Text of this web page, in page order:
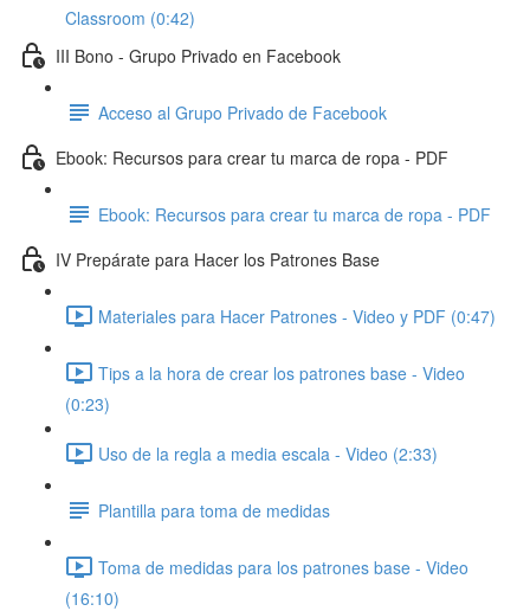
Classroom (0:42)
III Bono - Grupo Privado en Facebook
Acceso al Grupo Privado de Facebook
Ebook: Recursos para crear tu marca de ropa - PDF
Ebook: Recursos para crear tu marca de ropa - PDF
IV Prepárate para Hacer los Patrones Base
Materiales para Hacer Patrones - Video y PDF (0:47)
Tips a la hora de crear los patrones base - Video
(0:23)
Uso de la regla a media escala - Video (2:33)
Plantilla para toma de medidas
Toma de medidas para los patrones base - Video
(16:10)